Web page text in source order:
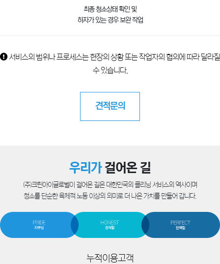
최종 청소상태 확인 및
하자가 있는 경우 보완 작업
서비스의 범위나 프로세스는 현장의 상황 또는 작업자의 협의에 따라 달라질
수 있습니다.
견적문의
우리가걸어온 길
(주)크린아이글로벌이 걸어온 길은 대한민국의 클리닝 서비스의 역사이며
청소를 단순한 육체적 노동 이상의 의미로 더 나은 가치를 만들어 갑니다.
누적이용고객